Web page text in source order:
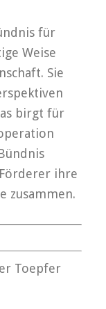
für
Weise
Sie
birgt für
ihre
zusammen.
Toepfer